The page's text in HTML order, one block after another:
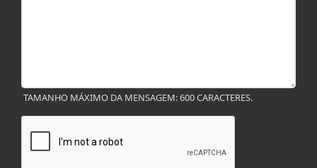
TAMANHO MÁXIMO DA MENSAGEM: 600 CARACTERES.